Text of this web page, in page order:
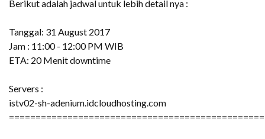
Berikut adalah jadwal untuk lebih detail nya :
Tanggal: 31 August 2017
Jam : 11:00 - 12:00 PM WIB
ETA: 20 Menit downtime
Servers :
istv02-sh-adenium.idcloudhosting.com